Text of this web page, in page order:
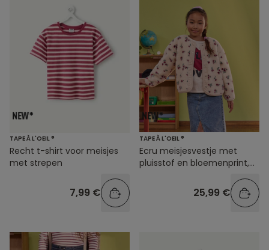
TAPE À L'OEIL ®
Recht t-shirt voor meisjes
met strepen
7,99 €
TAPE À L'OEIL ®
Ecru meisjesvestje met
pluisstof en bloemenprint,
25,99 €